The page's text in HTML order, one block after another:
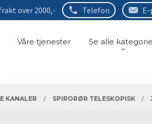
over 2000,- Telefon
Våre tjenester Se alle
KANALER SPIRORØR TELESKOPISK